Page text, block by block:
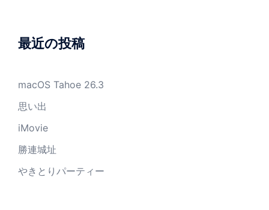
最近の投稿
macOS Tahoe 26.3
思い出
iMovie
勝連城址
やきとりパーティー